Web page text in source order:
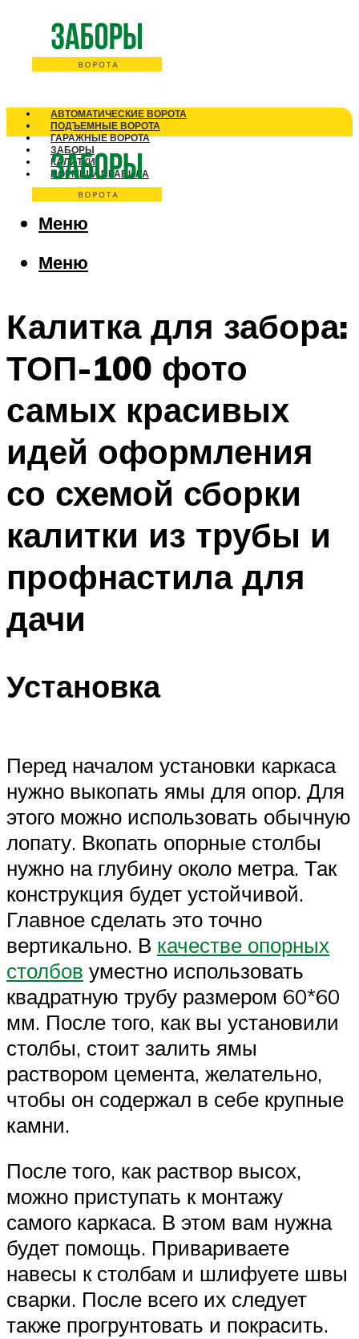
АВТОМАТИЧЕСКИЕ ВОРОТА
ПОДЪЕМНЫЕ ВОРОТА
ГАРАЖНЫЕ ВОРОТА
ЗАБОРЫ
КАЛИТКИ
НОРМЫ И ПРАВИЛА
Меню
Меню
Калитка для забора:
ТОП-100 фото
самых красивых
идей оформления
со схемой сборки
калитки из трубы и
профнастила для
дачи
Установка
Перед началом установки каркаса
нужно выкопать ямы для опор. Для
этого можно использовать обычную
лопату. Вкопать опорные столбы
нужно на глубину около метра. Так
конструкция будет устойчивой.
Главное сделать это точно
вертикально. В качестве опорных
столбов уместно использовать
квадратную трубу размером 60*60
мм. После того, как вы установили
столбы, стоит залить ямы
раствором цемента, желательно,
чтобы он содержал в себе крупные
камни.
После того, как раствор высох,
можно приступать к монтажу
самого каркаса. В этом вам нужна
будет помощь. Привариваете
навесы к столбам и шлифуете швы
сварки. После всего их следует
также прогрунтовать и покрасить.